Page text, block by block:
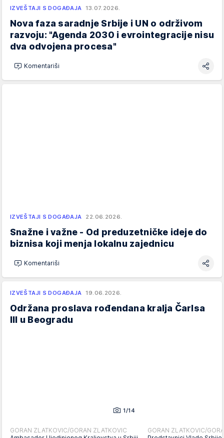
IZVEŠTAJI S DOGAĐAJA 13.07.2026.
Nova faza saradnje Srbije i UN o održivom
razvoju: "Agenda 2030 i evrointegracije nisu
dva odvojena procesa"
Komentariši
IZVEŠTAJI S DOGAĐAJA 22.06.2026.
Snažne i važne - Od preduzetničke ideje do
biznisa koji menja lokalnu zajednicu
Komentariši
IZVEŠTAJI S DOGAĐAJA 19.06.2026.
Održana proslava rođendana kralja Čarlsa
III u Beogradu
1/14
GORAN ZLATKOVIC/GORAN ZLATKOVIC
GORAN ZLATKOVIC/